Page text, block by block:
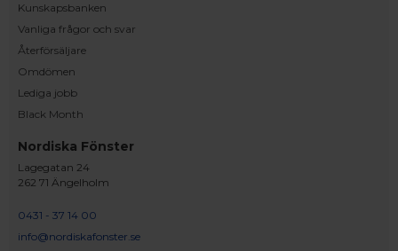
Kunskapsbanken
Vanliga frågor och svar
Återförsäljare
Omdömen
Lediga jobb
Black Month
Nordiska Fönster
Lagegatan 24
262 71 Ängelholm
0431 - 37 14 00
info@nordiskafonster.se